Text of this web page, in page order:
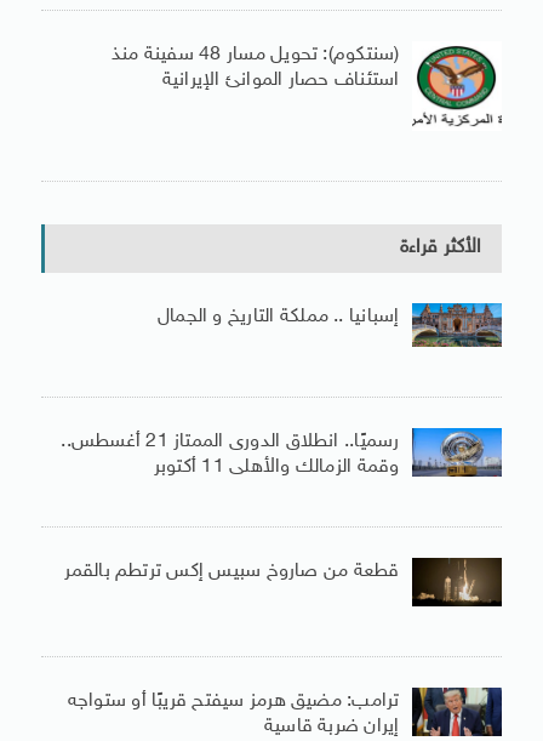
(سنتكوم): تحويل مسار 48 سفينة منذ
استئناف حصار الموانئ الإيرانية
الأكثر قراءة
إسبانيا .. مملكة التاريخ و الجمال
رسميًا.. انطلاق الدورى الممتاز 21 أغسطس..
وقمة الزمالك والأهلى 11 أكتوبر
قطعة من صاروخ سبيس إكس ترتطم بالقمر
ترامب: مضيق هرمز سيفتح قريبًا أو ستواجه
إيران ضربة قاسية